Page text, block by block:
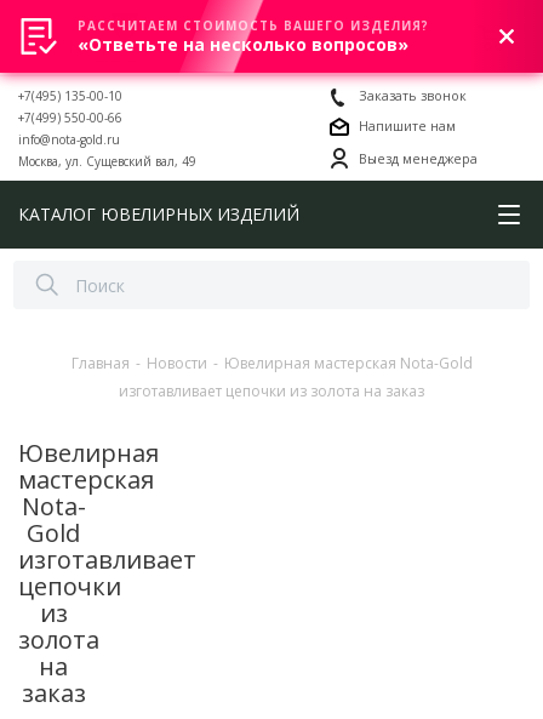
0
+7(495) 135-00-10
+7(499) 550-00-66
info@nota-gold.ru
Москва, ул. Сущевский вал, 49
Заказать звонок
Напишите нам
Выезд менеджера
КАТАЛОГ ЮВЕЛИРНЫХ ИЗДЕЛИЙ
Главная - Новости - Ювелирная мастерская Nota-Gold
изготавливает цепочки из золота на заказ
Ювелирная
мастерская
Nota-
Gold
изготавливает
цепочки
из
золота
на
заказ
РАССЧИТАЕМ СТОИМОСТЬ ВАШЕГО ИЗДЕЛИЯ?
«Ответьте на несколько вопросов»